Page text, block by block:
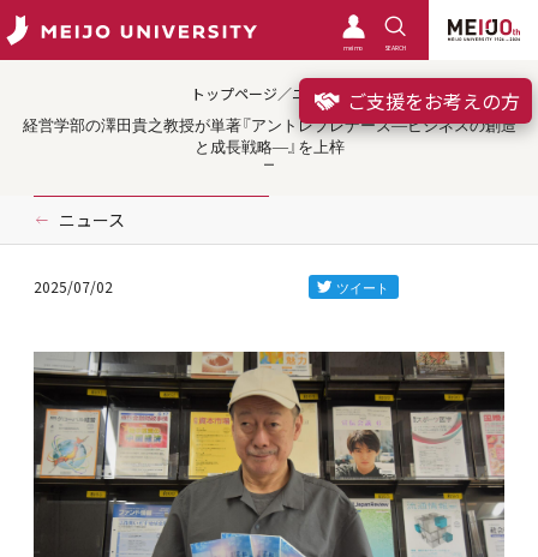
meimo SEARCH
ご支援をお考えの方
トップページ／ニュース
経営学部の澤田貴之教授が単著『アントレプレナーズ―ビジネスの創造
と成長戦略―』を上梓
ニュース
2025/07/02